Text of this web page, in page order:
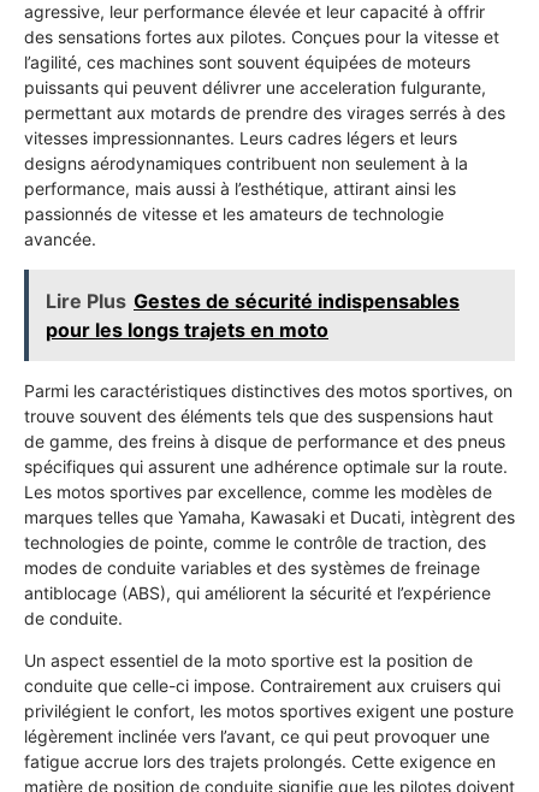
agressive, leur performance élevée et leur capacité à offrir
des sensations fortes aux pilotes. Conçues pour la vitesse et
l’agilité, ces machines sont souvent équipées de moteurs
puissants qui peuvent délivrer une acceleration fulgurante,
permettant aux motards de prendre des virages serrés à des
vitesses impressionnantes. Leurs cadres légers et leurs
designs aérodynamiques contribuent non seulement à la
performance, mais aussi à l’esthétique, attirant ainsi les
passionnés de vitesse et les amateurs de technologie
avancée.
Lire Plus Gestes de sécurité indispensables
pour les longs trajets en moto
Parmi les caractéristiques distinctives des motos sportives, on
trouve souvent des éléments tels que des suspensions haut
de gamme, des freins à disque de performance et des pneus
spécifiques qui assurent une adhérence optimale sur la route.
Les motos sportives par excellence, comme les modèles de
marques telles que Yamaha, Kawasaki et Ducati, intègrent des
technologies de pointe, comme le contrôle de traction, des
modes de conduite variables et des systèmes de freinage
antiblocage (ABS), qui améliorent la sécurité et l’expérience
de conduite.
Un aspect essentiel de la moto sportive est la position de
conduite que celle-ci impose. Contrairement aux cruisers qui
privilégient le confort, les motos sportives exigent une posture
légèrement inclinée vers l’avant, ce qui peut provoquer une
fatigue accrue lors des trajets prolongés. Cette exigence en
matière de position de conduite signifie que les pilotes doivent